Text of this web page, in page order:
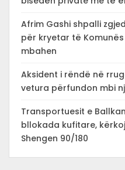
Afrim Gashi shpalli
për kryetar të
mbahen
Aksident i rëndë në
vetura përfundon mbi
Transportuesit e
bllokada kufitare,
Shengen 90/180